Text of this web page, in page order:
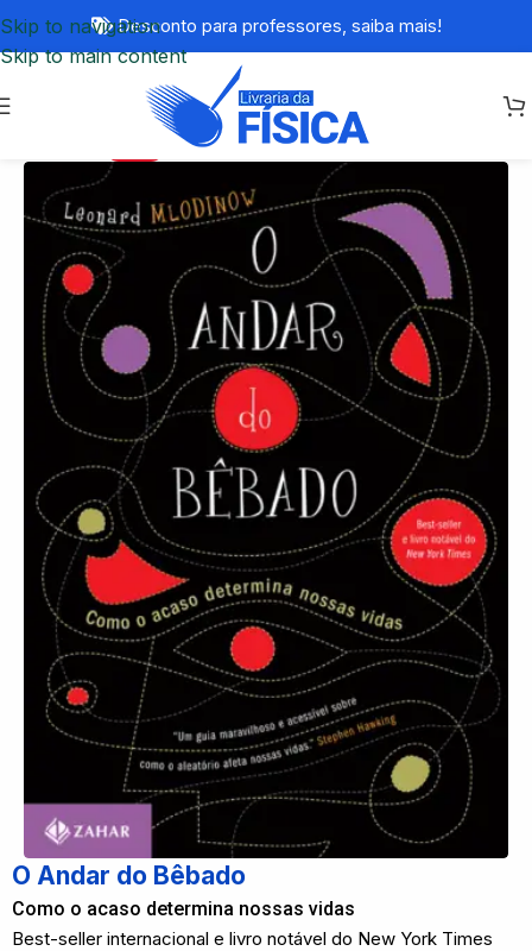
Skip to navigation
Skip to main content
Desconto para professores, saiba mais!
O Andar do Bêbado
Como o acaso determina nossas vidas
Best-seller internacional e livro notável do New York Times